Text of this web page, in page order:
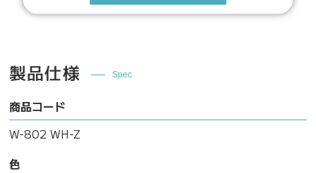
製品仕様 Spec
商品コード
W-802 WH-Z
色